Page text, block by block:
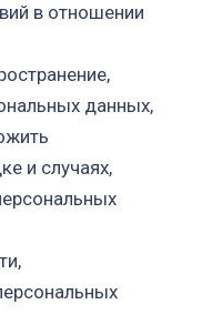
в отношении
данных,
и случаях,